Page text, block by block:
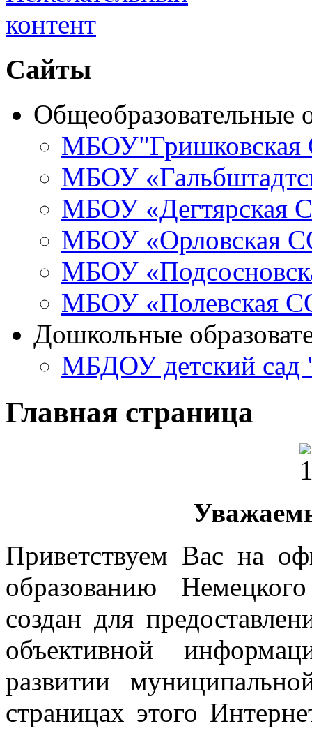
Сайты
Общеобразовательные
МБОУ
МБОУ «Дегтярская
МБОУ «Орловская
МБОУ
МБОУ «Полевская
Дошкольные
МБДОУ детский сад
Главная страница
Приветствуем Вас на
образованию
создан для
объективной
развитии
страницах этого